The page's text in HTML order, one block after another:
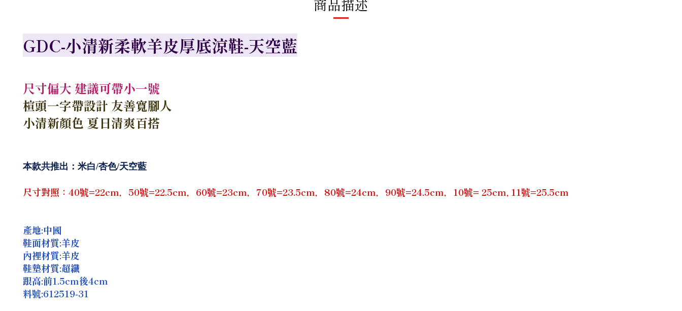
商品描述
GDC-小清新柔軟羊皮厚底涼鞋-天空藍
尺寸偏大 建議可帶小一號
楦頭一字帶設計 友善寬腳人
小清新顏色 夏日清爽百搭
本款共推出：米白/杏色/天空藍
尺寸對照：40號=22cm，50號=22.5cm，60號=23cm，70號=23.5cm，80號=24cm，90號=24.5cm，10號= 25cm, 11號=25.5cm
產地:中國
鞋面材質:羊皮
內裡材質:羊皮
鞋墊材質:超纖
跟高:前1.5cm後4cm
料號:612519-31